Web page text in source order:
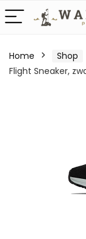
Home Shop
Flight Sneaker,